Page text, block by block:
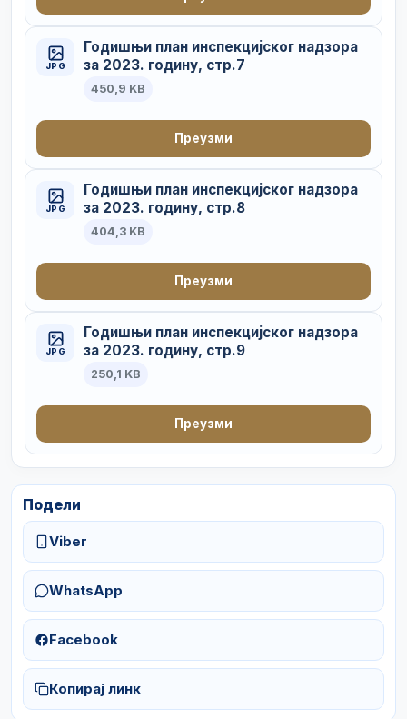
JPG
Годишњи план инспекцијског надзора
за 2023. годину, стр.7
450,9 KB
Преузми
JPG
Годишњи план инспекцијског надзора
за 2023. годину, стр.8
404,3 KB
Преузми
JPG
Годишњи план инспекцијског надзора
за 2023. годину, стр.9
250,1 KB
Преузми
Подели
Viber
WhatsApp
Facebook
Копирај линк